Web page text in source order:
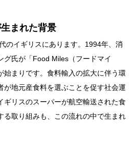
まれた背景
のイギリスにあります。1994年、消
グ氏が「Food Miles（フードマイ
始まりです。食料輸入の拡大に伴う環
が地元産食料を選ぶことを促す社会運
ギリスのスーパーが航空輸送された食
る取り組みも、この流れの中で生まれ